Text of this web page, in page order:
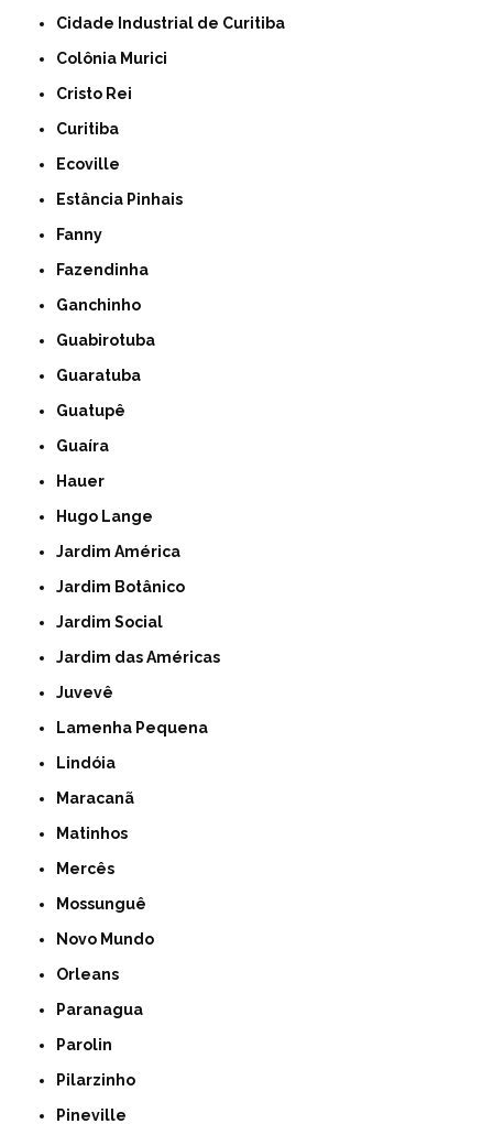
Cidade Industrial de Curitiba
Colônia Murici
Cristo Rei
Curitiba
Ecoville
Estância Pinhais
Fanny
Fazendinha
Ganchinho
Guabirotuba
Guaratuba
Guatupê
Guaíra
Hauer
Hugo Lange
Jardim América
Jardim Botânico
Jardim Social
Jardim das Américas
Juvevê
Lamenha Pequena
Lindóia
Maracanã
Matinhos
Mercês
Mossunguê
Novo Mundo
Orleans
Paranagua
Parolin
Pilarzinho
Pineville